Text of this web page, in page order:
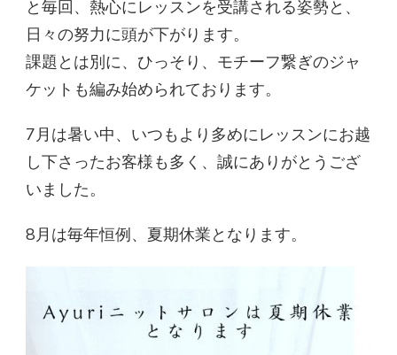
と毎回、熱心にレッスンを受講される姿勢と、
日々の努力に頭が下がります。
課題とは別に、ひっそり、モチーフ繋ぎのジャ
ケットも編み始められております。
7月は暑い中、いつもより多めにレッスンにお越
し下さったお客様も多く、誠にありがとうござ
いました。
8月は毎年恒例、夏期休業となります。